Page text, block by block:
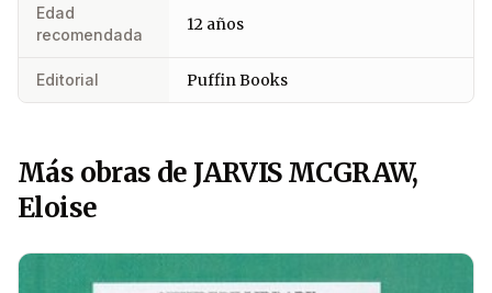
Edad
recomendada
12 años
Editorial Puffin Books
Más obras de JARVIS MCGRAW,
Eloise